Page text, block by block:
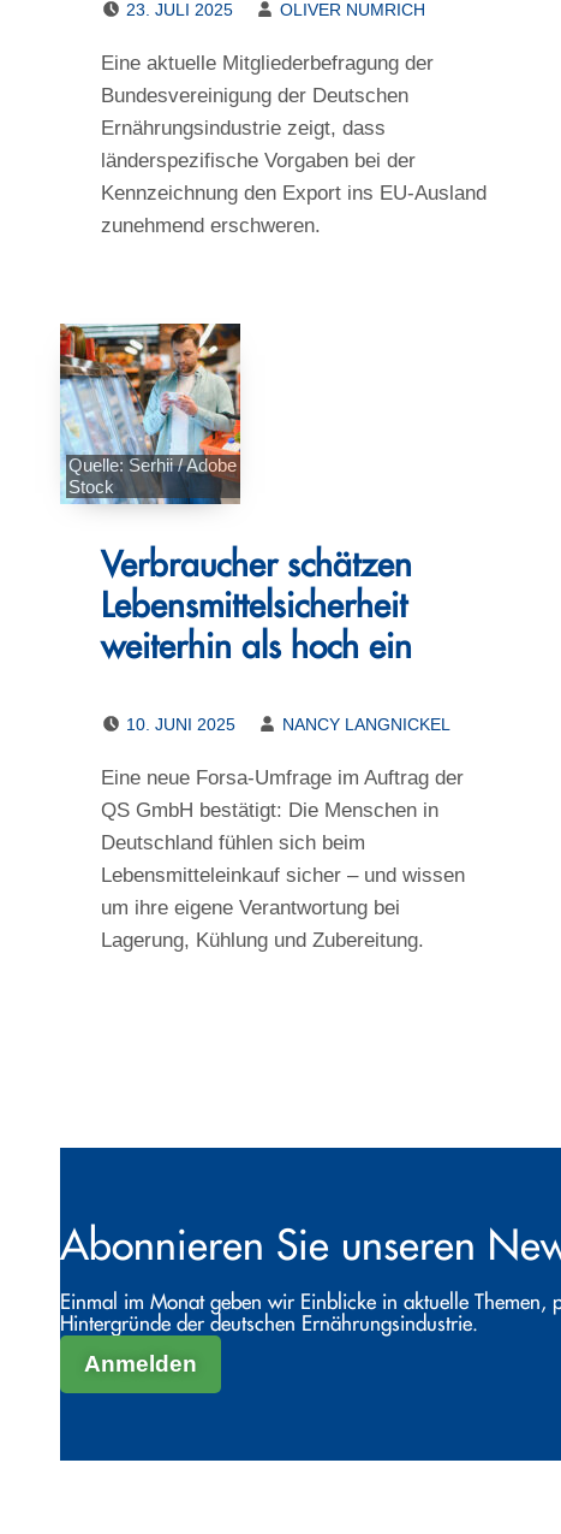
23. JULI 2025
OLIVER NUMRICH
Eine aktuelle Mitgliederbefragung der
Bundesvereinigung der Deutschen
Ernährungsindustrie zeigt, dass
länderspezifische Vorgaben bei der
Kennzeichnung den Export ins EU-Ausland
zunehmend erschweren.
Quelle: Serhii / Adobe
Stock
Verbraucher schätzen
Lebensmittelsicherheit
weiterhin als hoch ein
10. JUNI 2025
NANCY LANGNICKEL
Eine neue Forsa-Umfrage im Auftrag der
QS GmbH bestätigt: Die Menschen in
Deutschland fühlen sich beim
Lebensmitteleinkauf sicher – und wissen
um ihre eigene Verantwortung bei
Lagerung, Kühlung und Zubereitung.
Abonnieren Sie unseren
Einmal im Monat geben wir Einblicke in aktuelle Themen,
Hintergründe der deutschen Ernährungsindustrie.
Anmelden